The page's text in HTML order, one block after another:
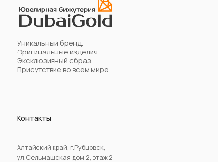
Уникальный бренд.
Оригинальные изделия.
Эксклюзивный образ.
Присутствие во всем мире.
Контакты
Алтайский край, г.Рубцовск,
ул.Сельмашская дом 2, этаж 2